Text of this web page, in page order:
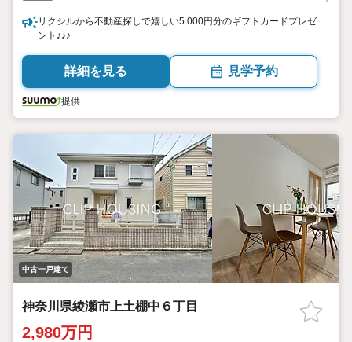
リクシルから不動産探しで嬉しい5.000円分のギフトカードプレゼ
ント♪♪♪
詳細を見る 見学予約
提供
中古一戸建て
神奈川県綾瀬市上土棚中６丁目
2,980万円